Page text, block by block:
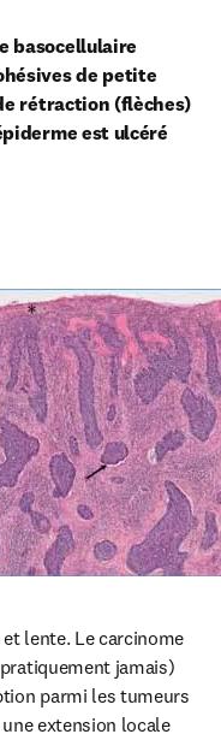
basocellulaire
de petite
rétraction (flèches)
est ulcéré
lente. Le carcinome
jamais)
parmi les tumeurs
extension locale